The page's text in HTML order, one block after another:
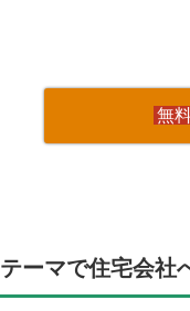
テーマで住宅会社